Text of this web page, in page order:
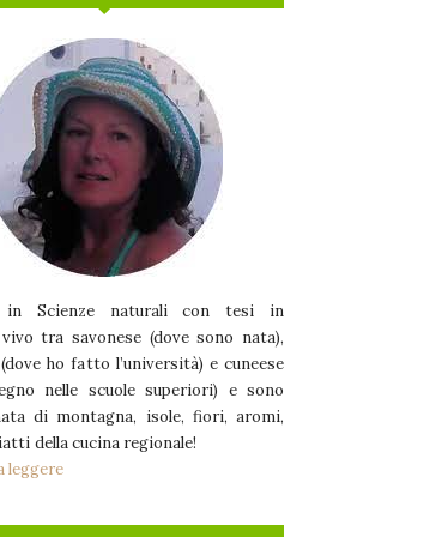
in Scienze naturali con tesi in
tra savonese (dove sono nata),
ho fatto l’università) e cuneese
nelle scuole superiori) e sono
di montagna, isole, fiori, aromi,
piatti della cucina regionale!
leggere